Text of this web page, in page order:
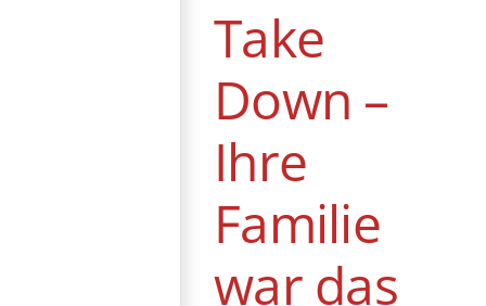
Take
Down –
Ihre
Familie
war das